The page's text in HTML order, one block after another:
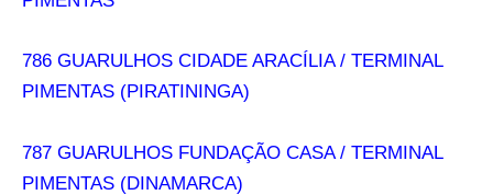
786 GUARULHOS CIDADE ARACÍLIA / TERMINAL
PIMENTAS (PIRATININGA)
787 GUARULHOS FUNDAÇÃO CASA / TERMINAL
PIMENTAS (DINAMARCA)